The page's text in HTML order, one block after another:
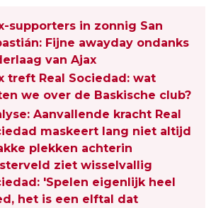
supporters in zonnig San
Fijne awayday ondanks
van Ajax
treft Real Sociedad: wat
we over de Baskische club?
Aanvallende kracht Real
maskeert lang niet altijd
plekken achterin
ziet wisselvallig
'Spelen eigenlijk heel
het is een elftal dat